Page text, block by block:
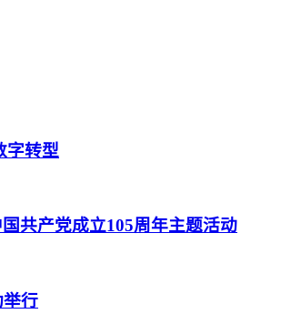
字转型
共产党成立105周年主题活动
行